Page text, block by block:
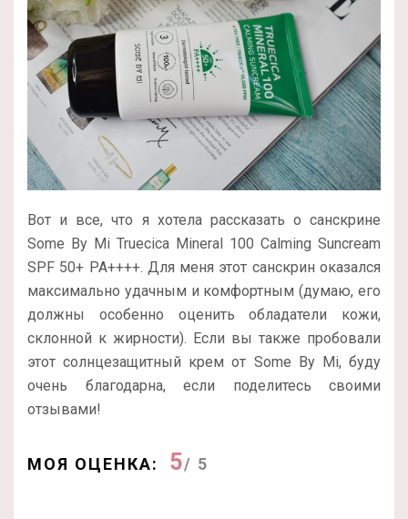
Вот и все, что я хотела рассказать о санскрине
Some By Mi Truecica Mineral 100 Calming Suncream
SPF 50+ PA++++. Для меня этот санскрин оказался
максимально удачным и комфортным (думаю, его
должны особенно оценить обладатели кожи,
склонной к жирности). Если вы также пробовали
этот солнцезащитный крем от Some By Mi, буду
очень благодарна, если поделитесь своими
отзывами!
МОЯ ОЦЕНКА: 5/ 5